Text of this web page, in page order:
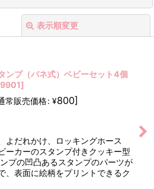
表示順変更
絞り込む
ンプ（バネ式）ベビーセット4個
]
常販売価格: ¥800]
よだれかけ、ロッキングホース
ーカーのスタンプ付きクッキー型
プの凹凸あるスタンプのパーツが
、表面に絵柄をプリントできるク